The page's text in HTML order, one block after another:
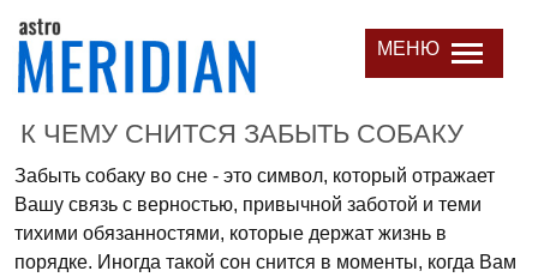
МЕНЮ
К ЧЕМУ СНИТСЯ ЗАБЫТЬ СОБАКУ
Забыть собаку во сне - это символ, который отражает
Вашу связь с верностью, привычной заботой и теми
тихими обязанностями, которые держат жизнь в
порядке. Иногда такой сон снится в моменты, когда Вам